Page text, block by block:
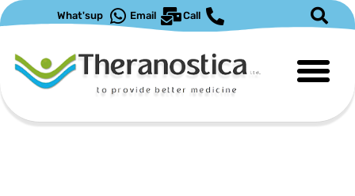
Call
Email
What'sup